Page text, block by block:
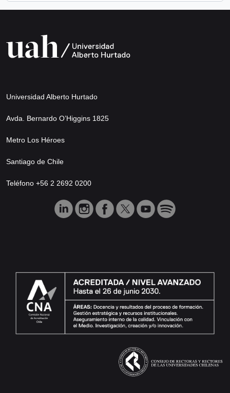
Universidad Alberto Hurtado
Avda. Bernardo O’Higgins 1825
Metro Los Héroes
Santiago de Chile
Teléfono +56 2 2692 0200